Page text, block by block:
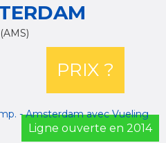
(AMS)
PRIX ?
- Amsterdam avec Vueling
Ligne ouverte en 2014